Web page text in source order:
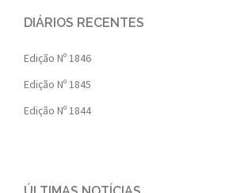
DIÁRIOS RECENTES
Edição Nº 1846
Edição Nº 1845
Edição Nº 1844